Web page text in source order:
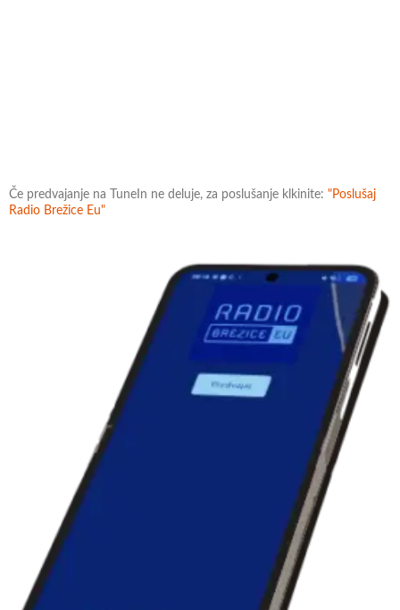
Če predvajanje na TuneIn ne deluje, za poslušanje klkinite: "Poslušaj
Radio Brežice Eu"